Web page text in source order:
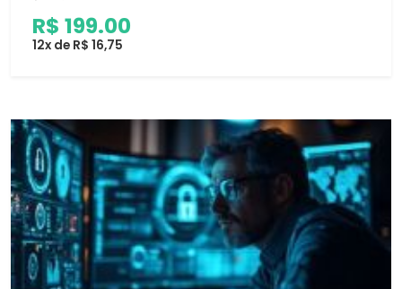
R$ 199.00
12x de R$ 16,75